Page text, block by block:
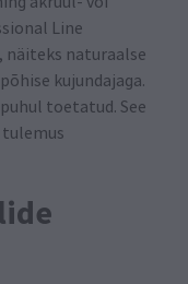
Line
näiteks naturaalse
kujundajaga.
toetatud. See